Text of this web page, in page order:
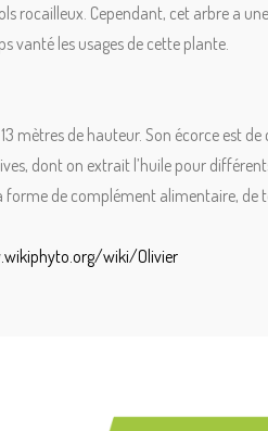
rocailleux. Cependant, cet arbre a
vanté les usages de cette plante.
mètres de hauteur. Son écorce est
dont on extrait l’huile pour
de complément alimentaire, de
wiki/Olivier